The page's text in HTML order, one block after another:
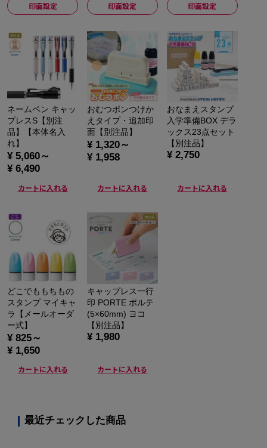
印面設定 印面設定 印面設定
ネームペン キャッ
プレスS【別注
品】【本体名入
れ】
¥ 5,060～
¥ 6,490
カートに入れる
おむつポンつけか
えタイプ・追加印
面【別注品】
¥ 1,320～
¥ 1,958
カートに入れる
おなまえスタンプ
入学準備BOX デラ
ックス23点セット
【別注品】
¥ 2,750
カートに入れる
どこでももちもの
スタンプ マイキャ
ラ【メールオーダ
ー式】
¥ 825～
¥ 1,650
カートに入れる
キャップレス一行
印 PORTE ポルテ
(5×60mm) ヨコ
【別注品】
¥ 1,980
カートに入れる
最近チェックした商品